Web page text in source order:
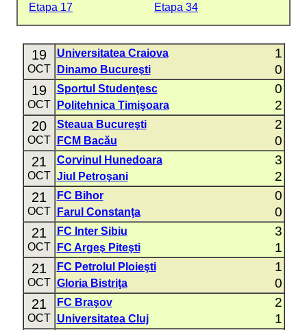
Etapa 17
Etapa 34
19
OCT
Universitatea Craiova 1
Dinamo Bucureşti 0
19
OCT
Sportul Studenţesc 0
Politehnica Timişoara 2
20
OCT
Steaua Bucureşti 2
FCM Bacău 0
21
OCT
Corvinul Hunedoara 3
Jiul Petroşani 2
21
OCT
FC Bihor 0
Farul Constanţa 0
21
OCT
FC Inter Sibiu 3
FC Argeş Piteşti 1
21
OCT
FC Petrolul Ploieşti 1
Gloria Bistriţa 0
21
OCT
FC Braşov 2
Universitatea Cluj 1